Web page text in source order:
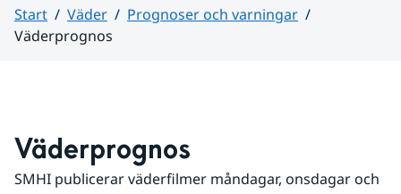
Start Väder
Prognoser och varningar
Väderprognos
Väderprognos
SMHI publicerar väderfilmer måndagar, onsdagar och